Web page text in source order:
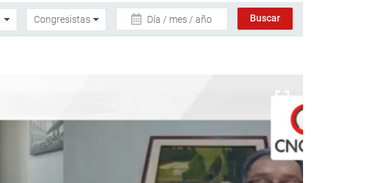
Día / mes / año